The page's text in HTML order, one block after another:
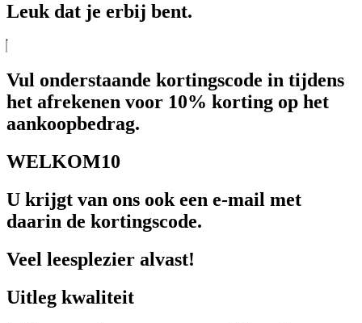
Leuk dat je erbij bent.
Vul onderstaande kortingscode in tijdens
het afrekenen voor 10% korting op het
aankoopbedrag.
WELKOM10
U krijgt van ons ook een e-mail met
daarin de kortingscode.
Veel leesplezier alvast!
Uitleg kwaliteit